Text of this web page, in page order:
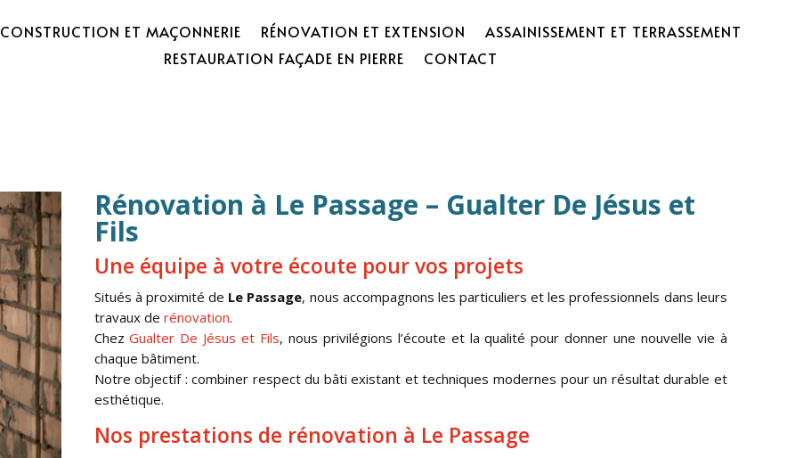
CONSTRUCTION ET MAÇONNERIE RÉNOVATION ET EXTENSION
ASSAINISSEMENT ET TERRASSEMENT
RESTAURATION FAÇADE EN PIERRE
CONTACT
Rénovation à Le Passage – Gualter De Jésus et
Fils
Une équipe à votre écoute pour vos projets
Situés à proximité de Le Passage, nous accompagnons les particuliers et les professionnels dans leurs
travaux de rénovation.
ChezGualter De Jésus et Fils, nous privilégions l’écoute et la qualité pour donner une nouvelle vie à
chaque bâtiment.
Notre objectif : combiner respect du bâti existant et techniques modernes pour un résultat durable et
esthétique.
Nos prestations de rénovation à Le Passage